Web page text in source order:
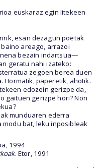
euskaraz egin litekeen
esan dezagun poetak
areago, arrazoi
bezain indartsua—
geratu nahi izateko:
zegoen berea duen
paperetik, ahotik.
edozein gerizpe da,
gaituen gerizpe hori? Non
munduaren ederra
bat, leku inposibleak
1994
. Etor, 1991